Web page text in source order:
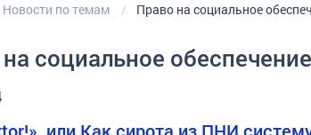
Новости по темам Право на социальное
социальное